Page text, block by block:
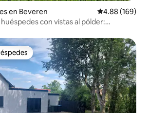
en Beveren Calificación
4.88 (169)
con vistas al pólder: